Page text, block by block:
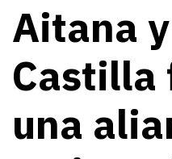
Aitana
Castilla
una